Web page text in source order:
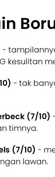
-
kesulitan
- tak
(7/10)
timnya.
(7/10) -
lawan.